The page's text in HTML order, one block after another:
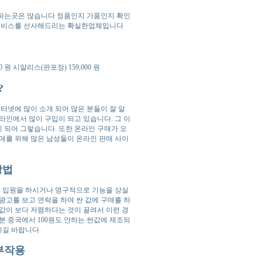
곳은 많습니다 정품인지 가품인지 확인
스를 선사해드리는 확실한업체입니다
원 시알리스(판포장) 159,000 원
넷에 많이 소개 되어 많은 분들이 잘 알
인에서 많이 구입이 되고 있습니다. 그 이
어 그렇습니다. 또한 온라인 구매가 오
를 위해 많은 남성들이 온라인 판매 사이
원을 하시거나 영구적으로 기능을 상실
고를 보고 연락을 하여 싼 값에 구매를 하
이 보다 저렴하다는 것이 끌려서 이런 경
중국에서 100원도 안하는 싼값에 제조되
바랍니다.
작용